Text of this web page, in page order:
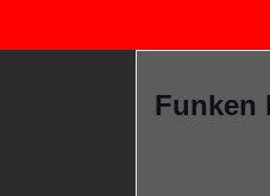
Funken